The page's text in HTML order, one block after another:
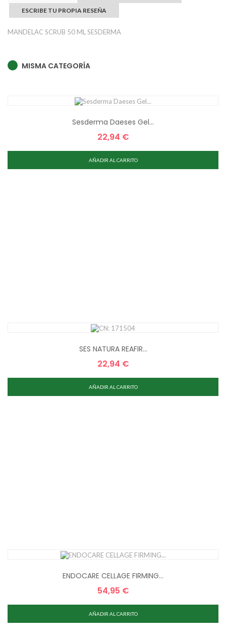
ESCRIBE TU PROPIA RESEÑA
MANDELAC SCRUB 50 ML SESDERMA
MISMA CATEGORÍA
Sesderma Daeses Gel...
Precio
22,94 €
AÑADIR AL CARRITO
SES NATURA REAFIR...
Precio
22,94 €
AÑADIR AL CARRITO
ENDOCARE CELLAGE FIRMING...
Precio
54,95 €
AÑADIR AL CARRITO